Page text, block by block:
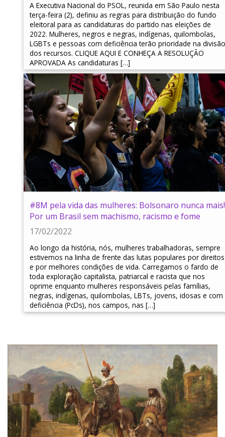
A Executiva Nacional do PSOL, reunida em São Paulo nesta
terça-feira (2), definiu as regras para distribuição do fundo
eleitoral para as candidaturas do partido nas eleições de
2022. Mulheres, negros e negras, indígenas, quilombolas,
LGBTs e pessoas com deficiência terão prioridade na divisão
dos recursos. CLIQUE AQUI E CONHEÇA A RESOLUÇÃO
APROVADA As candidaturas […]
#8M pela vida das mulheres: Bolsonaro nunca mais!
Por um Brasil sem machismo, racismo e fome
17/02/2022
Ao longo da história, nós, mulheres trabalhadoras, sempre
estivemos na linha de frente das lutas populares por direitos
e por melhores condições de vida. Carregamos o fardo de
toda exploração capitalista, patriarcal e racista que nos
oprime enquanto mulheres responsáveis pelas famílias,
negras, indígenas, quilombolas, LBTs, jovens, idosas e com
deficiência (PcDs), nos campos, nas […]